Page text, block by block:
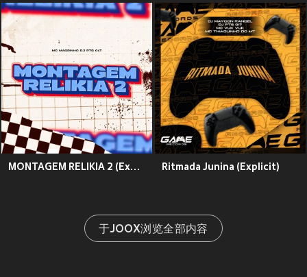
MONTAGEM RELIKIA 2 (Explicit) Ritmada Junina (Explicit)
于JOOX浏览全部内容